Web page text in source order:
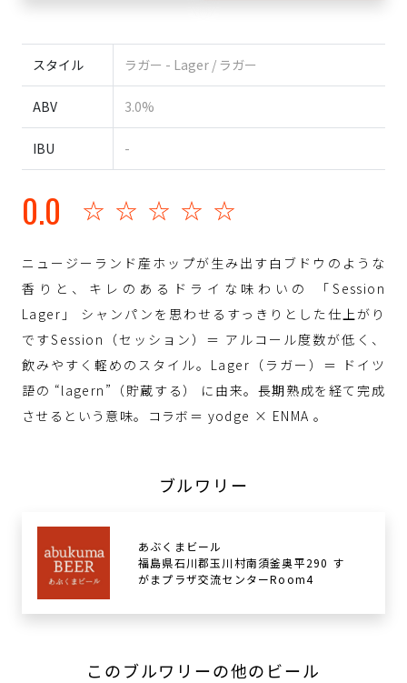
スタイル ラガー - Lager / ラガー
ABV 3.0%
IBU -
0.0 ☆☆☆☆☆
ニュージーランド産ホップが生み出す白ブドウのような
香りと、キレのあるドライな味わいの 「Session
Lager」 シャンパンを思わせるすっきりとした仕上がり
ですSession（セッション）＝ アルコール度数が低く、
飲みやすく軽めのスタイル。Lager（ラガー）＝ ドイツ
語の “lagern”（貯蔵する） に由来。長期熟成を経て完成
させるという意味。コラボ＝ yodge × ENMA 。
ブルワリー
あぶくまビール
福島県石川郡玉川村南須釜奥平290 す
がまプラザ交流センターRoom4
このブルワリーの他のビール